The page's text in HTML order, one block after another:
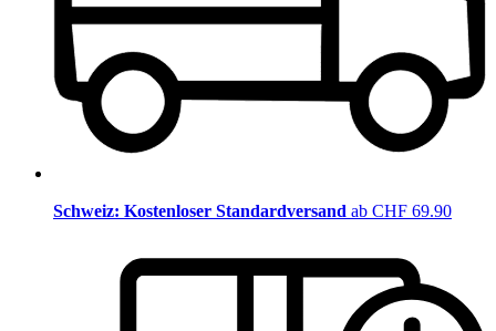
Schweiz: Kostenloser Standardversand ab CHF 69.90